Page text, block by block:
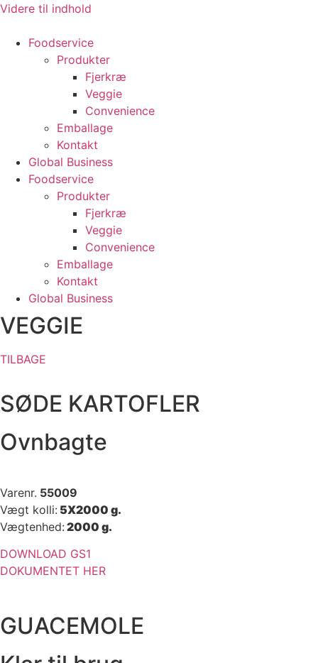
Videre til indhold
Foodservice
Produkter
Fjerkræ
Veggie
Convenience
Emballage
Kontakt
Global Business
Foodservice
Produkter
Fjerkræ
Veggie
Convenience
Emballage
Kontakt
Global Business
VEGGIE
TILBAGE
SØDE KARTOFLER
Ovnbagte
Varenr. 55009
Vægt kolli: 5X2000 g.
Vægtenhed: 2000 g.
DOWNLOAD GS1
DOKUMENTET HER
GUACEMOLE